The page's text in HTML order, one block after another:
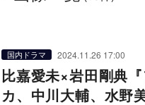
国内ドラマ 2024.11.26 17:00
比嘉愛未×岩田剛典
カ、中川大輔、水野